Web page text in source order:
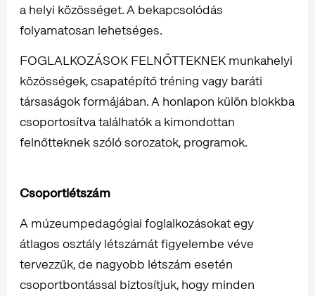
a helyi közösséget. A bekapcsolódás
folyamatosan lehetséges.
FOGLALKOZÁSOK FELNŐTTEKNEK munkahelyi
közösségek, csapatépítő tréning vagy baráti
társaságok formájában. A honlapon külön blokkba
csoportosítva találhatók a kimondottan
felnőtteknek szóló sorozatok, programok.
Csoportlétszám
A múzeumpedagógiai foglalkozásokat egy
átlagos osztály létszámát figyelembe véve
tervezzük, de nagyobb létszám esetén
csoportbontással biztosítjuk, hogy minden